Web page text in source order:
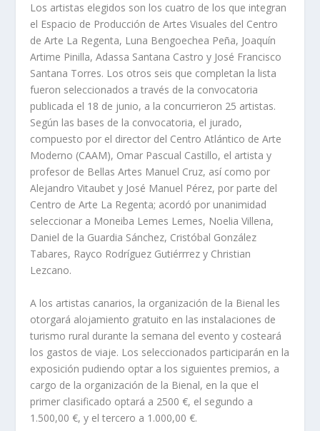
Los artistas elegidos son los cuatro de los que integran
el Espacio de Producción de Artes Visuales del Centro
de Arte La Regenta, Luna Bengoechea Peña, Joaquín
Artime Pinilla, Adassa Santana Castro y José Francisco
Santana Torres. Los otros seis que completan la lista
fueron seleccionados a través de la convocatoria
publicada el 18 de junio, a la concurrieron 25 artistas.
Según las bases de la convocatoria, el jurado,
compuesto por el director del Centro Atlántico de Arte
Moderno (CAAM), Omar Pascual Castillo, el artista y
profesor de Bellas Artes Manuel Cruz, así como por
Alejandro Vitaubet y José Manuel Pérez, por parte del
Centro de Arte La Regenta; acordó por unanimidad
seleccionar a Moneiba Lemes Lemes, Noelia Villena,
Daniel de la Guardia Sánchez, Cristóbal González
Tabares, Rayco Rodríguez Gutiérrrez y Christian
Lezcano.
A los artistas canarios, la organización de la Bienal les
otorgará alojamiento gratuito en las instalaciones de
turismo rural durante la semana del evento y costeará
los gastos de viaje. Los seleccionados participarán en la
exposición pudiendo optar a los siguientes premios, a
cargo de la organización de la Bienal, en la que el
primer clasificado optará a 2500 €, el segundo a
1.500,00 €, y el tercero a 1.000,00 €.